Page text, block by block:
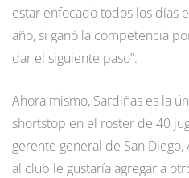
estar enfocado todos los días
año, si ganó la competencia
dar el siguiente paso”.
Ahora mismo, Sardiñas es la
shortstop en el roster de 40
gerente general de San
al club le gustaría agregar a